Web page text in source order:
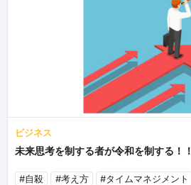
ビジネス
未来思考を制する者が令和を制する！！
#自殺 #考え方 #タイムマネジメント